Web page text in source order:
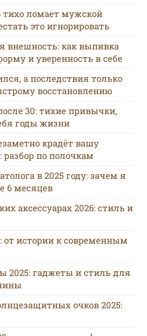
ломает мужской
это игнорировать
внешность: как выпивка
и уверенность в себе
а последствия только
восстановлению
30: тихие привычки,
годы жизни
крадёт вашу
разбор по полочкам
в 2025 году: зачем я
6 месяцев
аксессуарах 2026: стиль и
от истории к современным
2025: гаджеты и стиль для
очков 2025: